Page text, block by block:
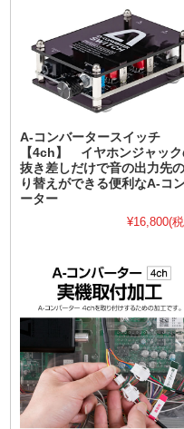
A-コンバータースイッチ
【4ch】 イヤホンジャック
抜き差しだけで音の出力先
り替えができる便利なA-コ
ーター
¥16,800(